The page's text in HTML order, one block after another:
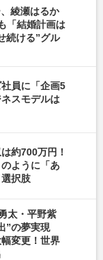
綾瀬はるか
「結婚計画は
続ける”グル
員に「企画5
スモデルは
約700万円！
ように「あ
択肢
太・平野紫
”の夢実現
変更！世界